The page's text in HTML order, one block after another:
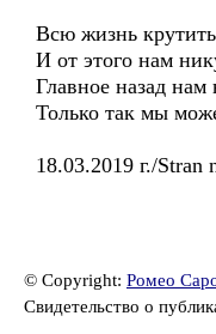
Всю жизнь
И от этого нам
Главное назад нам
Только так мы
18.03.2019 г./Stran
© Copyright: Ромео
Свидетельство о